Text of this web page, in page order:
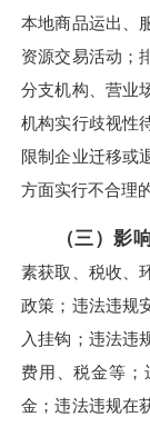
本地商品运出、
资源交易活动；
分支机构、营业
机构实行歧视性
限制企业迁移或
方面实行不合理
（三）影
素获取、税收、
政策；违法违规
入挂钩；违法违
费用、税金等；
金；违法违规在